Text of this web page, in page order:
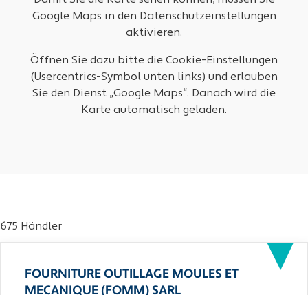
Google Maps in den Datenschutzeinstellungen
aktivieren.
Öffnen Sie dazu bitte die Cookie-Einstellungen
(Usercentrics-Symbol unten links) und erlauben
Sie den Dienst „Google Maps“. Danach wird die
Karte automatisch geladen.
675 Händler
FOURNITURE OUTILLAGE MOULES ET
MECANIQUE (FOMM) SARL